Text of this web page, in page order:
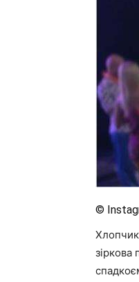
©
Хлопчик
зіркова